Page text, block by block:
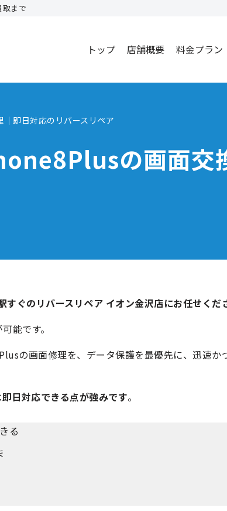
まで
トップ 店舗概要 料金プラン
即日対応のリバースリペア
の画面交
すぐのリバースリペア イオン金沢店にお任せくだ
能です。
の画面修理を、データ保護を最優先に、迅速か
日対応できる点が強みです。
る